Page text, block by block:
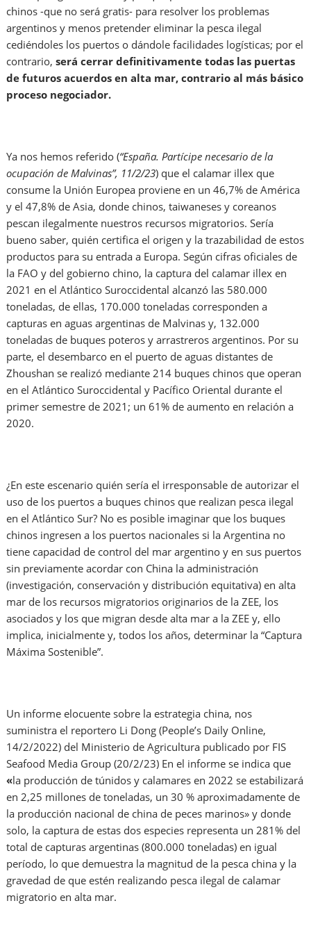
chinos -que no será gratis- para resolver los problemas
argentinos y menos pretender eliminar la pesca ilegal
cediéndoles los puertos o dándole facilidades logísticas; por el
contrario,será cerrar definitivamente todas las puertas
de futuros acuerdos en alta mar, contrario al más básico
proceso negociador.
Ya nos hemos referido (“España. Partícipe necesario de la
ocupación de Malvinas”, 11/2/23) que el calamar illex que
consume la Unión Europea proviene en un 46,7% de América
y el 47,8% de Asia, donde chinos, taiwaneses y coreanos
pescan ilegalmente nuestros recursos migratorios. Sería
bueno saber, quién certifica el origen y la trazabilidad de estos
productos para su entrada a Europa. Según cifras oficiales de
la FAO y del gobierno chino, la captura del calamar illex en
2021 en el Atlántico Suroccidental alcanzó las 580.000
toneladas, de ellas, 170.000 toneladas corresponden a
capturas en aguas argentinas de Malvinas y, 132.000
toneladas de buques poteros y arrastreros argentinos. Por su
parte, el desembarco en el puerto de aguas distantes de
Zhoushan se realizó mediante 214 buques chinos que operan
en el Atlántico Suroccidental y Pacífico Oriental durante el
primer semestre de 2021; un 61% de aumento en relación a
2020.
¿En este escenario quién sería el irresponsable de autorizar el
uso de los puertos a buques chinos que realizan pesca ilegal
en el Atlántico Sur? No es posible imaginar que los buques
chinos ingresen a los puertos nacionales si la Argentina no
tiene capacidad de control del mar argentino y en sus puertos
sin previamente acordar con China la administración
(investigación, conservación y distribución equitativa) en alta
mar de los recursos migratorios originarios de la ZEE, los
asociados y los que migran desde alta mar a la ZEE y, ello
implica, inicialmente y, todos los años, determinar la “Captura
Máxima Sostenible”.
Un informe elocuente sobre la estrategia china, nos
suministra el reportero Li Dong (People’s Daily Online,
14/2/2022) del Ministerio de Agricultura publicado por FIS
Seafood Media Group (20/2/23) En el informe se indica que
«la producción de túnidos y calamares en 2022 se estabilizará
en 2,25 millones de toneladas, un 30 % aproximadamente de
la producción nacional de china de peces marinos» y donde
solo, la captura de estas dos especies representa un 281% del
total de capturas argentinas (800.000 toneladas) en igual
período, lo que demuestra la magnitud de la pesca china y la
gravedad de que estén realizando pesca ilegal de calamar
migratorio en alta mar.